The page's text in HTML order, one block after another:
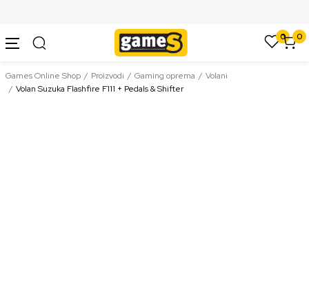
0 0
Games Online Shop Proizvodi Gaming oprema
Volani
Volan Suzuka Flashfire F111 + Pedals & Shifter